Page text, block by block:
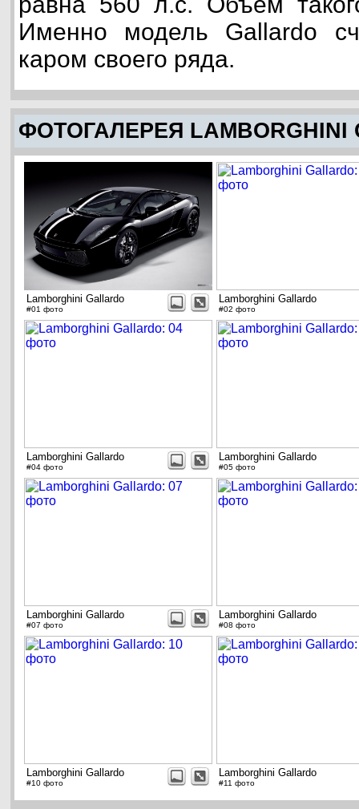
Именно модель Gallardo
каром своего ряда.
ФОТОГАЛЕРЕЯ LAMBORGHINI
Lamborghini Gallardo
#01 фото
Lamborghini Gallardo
#02 фото
Lamborghini Gallardo
#04 фото
Lamborghini Gallardo
#05 фото
Lamborghini Gallardo
#07 фото
Lamborghini Gallardo
#08 фото
Lamborghini Gallardo
#10 фото
Lamborghini Gallardo
#11 фото